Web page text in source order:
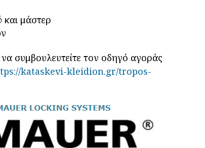
και μάστερ
συμβουλευτείτε τον οδηγό αγοράς
kataskevi-kleidion.gr/tropos-